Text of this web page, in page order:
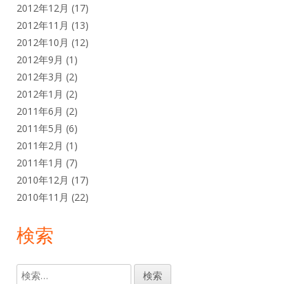
2012年12月 (17)
2012年11月 (13)
2012年10月 (12)
2012年9月 (1)
2012年3月 (2)
2012年1月 (2)
2011年6月 (2)
2011年5月 (6)
2011年2月 (1)
2011年1月 (7)
2010年12月 (17)
2010年11月 (22)
検索
検